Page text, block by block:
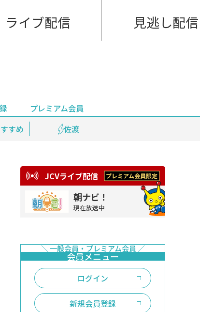
ライブ配信 見逃し配信
すめ 佐渡
鉄道情報
プレミアム会員
録
JCVライブ配信
朝ナビ！
現在放送中
ログイン
新規会員登録